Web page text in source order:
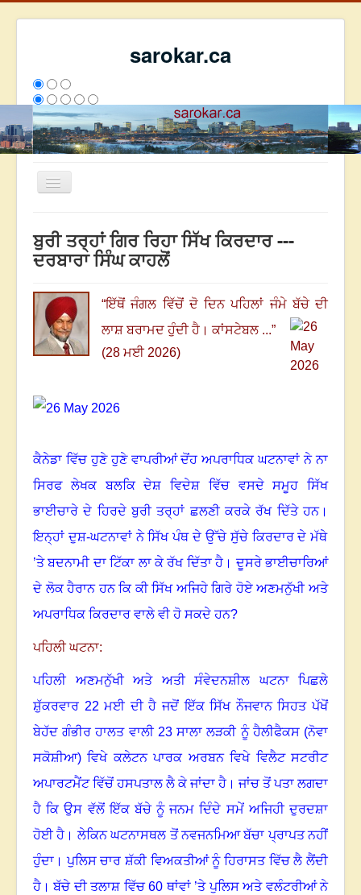
sarokar.ca
Toggle
ਰਚਨਾਵਾਂ
ਸੰਪਰਕ
We have 105 guests and no members online
2805466
ਇਸ ਹਫਤੇ ਇਸ ਮਹੀਨੇ41691
ਬੁਰੀ ਤਰ੍ਹਾਂ ਗਿਰ ਰਿਹਾ ਸਿੱਖ ਕਿਰਦਾਰ ---
ਦਰਬਾਰਾ ਸਿੰਘ ਕਾਹਲੋਂ
“ਇੱਥੋਂ ਜੰਗਲ ਵਿੱਚੋਂ ਦੋ ਦਿਨ ਪਹਿਲਾਂ ਜੰਮੇ ਬੱਚੇ ਦੀ
ਲਾਸ਼ ਬਰਾਮਦ ਹੁੰਦੀ ਹੈ ।ਕਾਂਸਟੇਬਲ ...”
(28 ਮਈ 2026)
ਕੈਨੇਡਾ ਵਿੱਚ ਹੁਣੇ ਹੁਣੇ ਵਾਪਰੀਆਂ ਦੋਂਹ ਅਪਰਾਧਿਕ ਘਟਨਾਵਾਂ ਨੇ ਨਾ
ਸਿਰਫ ਲੇਖਕ ਬਲਕਿ ਦੇਸ਼ ਵਿਦੇਸ਼ ਵਿੱਚ ਵਸਦੇ ਸਮੂਹ ਸਿੱਖ
ਭਾਈਚਾਰੇ ਦੇ ਹਿਰਦੇ ਬੁਰੀ ਤਰ੍ਹਾਂ ਛਲਣੀ ਕਰਕੇ ਰੱਖ ਦਿੱਤੇ ਹਨ।
ਇਨ੍ਹਾਂ ਦੁਸ਼-ਘਟਨਾਵਾਂ ਨੇ ਸਿੱਖ ਪੰਥ ਦੇ ਉੱਚੇ ਸੁੱਚੇ ਕਿਰਦਾਰ ਦੇ ਮੱਥੇ
’ਤੇ ਬਦਨਾਮੀ ਦਾ ਟਿੱਕਾ ਲਾ ਕੇ ਰੱਖ ਦਿੱਤਾ ਹੈ ।ਦੂਸਰੇ ਭਾਈਚਾਰਿਆਂ
ਦੇ ਲੋਕ ਹੈਰਾਨ ਹਨ ਕਿ ਕੀ ਸਿੱਖ ਅਜਿਹੇ ਗਿਰੇ ਹੋਏ ਅਣਮਨੁੱਖੀ ਅਤੇ
ਅਪਰਾਧਿਕ ਕਿਰਦਾਰ ਵਾਲੇ ਵੀ ਹੋ ਸਕਦੇ ਹਨ?
ਪਹਿਲੀ ਘਟਨਾ:
ਪਹਿਲੀ ਅਣਮਨੁੱਖੀ ਅਤੇ ਅਤੀ ਸੰਵੇਦਨਸ਼ੀਲ ਘਟਨਾ ਪਿਛਲੇ
ਸ਼ੁੱਕਰਵਾਰ 22 ਮਈ ਦੀ ਹੈ ਜਦੋਂ ਇੱਕ ਸਿੱਖ ਨੌਜਵਾਨ ਸਿਹਤ ਪੱਖੋਂ
ਬੇਹੱਦ ਗੰਭੀਰ ਹਾਲਤ ਵਾਲੀ 23ਸਾਲਾ ਲੜਕੀ ਨੂੰ ਹੈਲੀਫੈਕਸ (ਨੋਵਾ
ਸਕੋਸ਼ੀਆ) ਵਿਖੇ ਕਲੇਟਨ ਪਾਰਕ ਅਰਬਨ ਵਿਖੇ ਵਿਲੈਟ ਸਟਰੀਟ
ਅਪਾਰਟਮੈਂਟ ਵਿੱਚੋਂ ਹਸਪਤਾਲ ਲੈ ਕੇ ਜਾਂਦਾ ਹੈ ।ਜਾਂਚ ਤੋਂ ਪਤਾ ਲਗਦਾ
ਹੈ ਕਿ ਉਸ ਵੱਲੋਂ ਇੱਕ ਬੱਚੇ ਨੂੰ ਜਨਮ ਦਿੰਦੇ ਸਮੇਂ ਅਜਿਹੀ ਦੁਰਦਸ਼ਾ
ਹੋਈ ਹੈ ।ਲੇਕਿਨ ਘਟਨਾਸਥਲ ਤੋਂ ਨਵਜਨਮਿਆ ਬੱਚਾ ਪ੍ਰਾਪਤ ਨਹੀਂ
ਹੁੰਦਾ ।ਪੁਲਿਸ ਚਾਰ ਸ਼ੱਕੀ ਵਿਅਕਤੀਆਂ ਨੂੰ ਹਿਰਾਸਤ ਵਿੱਚ ਲੈ ਲੈਂਦੀ
ਹੈ ।ਬੱਚੇ ਦੀ ਤਲਾਸ਼ ਵਿੱਚ60 ਥਾਂਵਾਂ ’ਤੇ ਪੁਲਿਸ ਅਤੇ ਵਲੰਟਰੀਆਂ ਨੇ